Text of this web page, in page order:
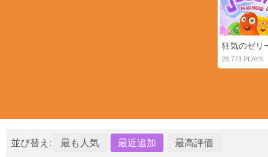
狂気のゼリ
28,773 PLAYS
並び替え: 最も人気 最近追加 最高評価